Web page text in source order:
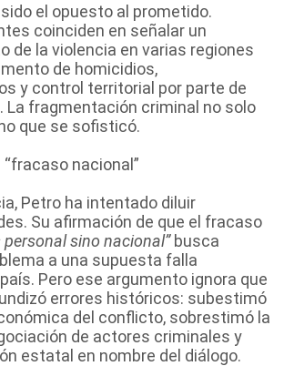
el opuesto al prometido.
coinciden en señalar un
de la violencia en varias regiones
de homicidios,
y control territorial por parte de
La fragmentación criminal no solo
que se sofisticó.
nacional”
Petro ha intentado diluir
Su afirmación de que el fracaso
personal sino nacional”busca
a una supuesta falla
Pero ese argumento ignora que
errores históricos: subestimó
del conflicto, sobrestimó la
de actores criminales y
estatal en nombre del diálogo.